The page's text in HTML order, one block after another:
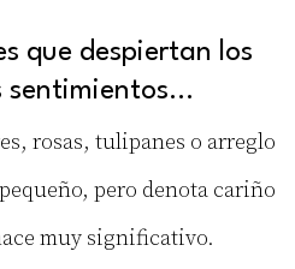
que despiertan los
sentimientos…
rosas, tulipanes o arreglo
pero denota cariño
muy significativo.